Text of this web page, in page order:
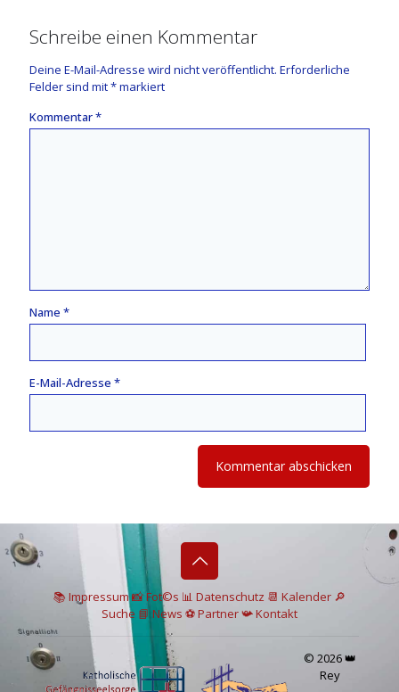
Schreibe einen Kommentar
Deine E-Mail-Adresse wird nicht veröffentlicht. Erforderliche
Felder sind mit*markiert
Kommentar*
Name *
E-Mail-Adresse *
📚 Impressum📸Fot©s 📊 Datenschutz 📆 Kalender 🔎
Suche 📘 News ⚽Partner📯Kontakt
© 2026 👑
Rey